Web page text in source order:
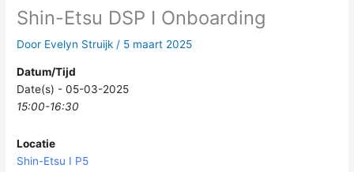
Shin-Etsu DSP I Onboarding
Door Evelyn Struijk / 5 maart 2025
Datum/Tijd
Date(s) - 05-03-2025
15:00-16:30
Locatie
Shin-Etsu I P5